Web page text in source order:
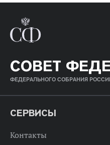
СОВЕТ
ФЕДЕРАЛЬНОГО СОБРАНИЯ
СЕРВИСЫ
Контакты